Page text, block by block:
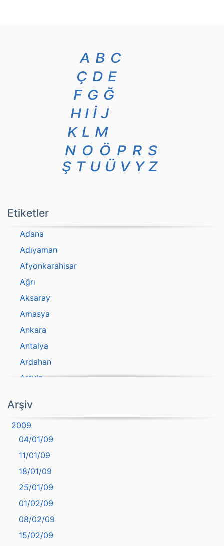
A B C
Ç D E
F G Ğ
H I İ J
K L M
N O Ö P R S
Ş T U Ü V Y Z
Etiketler
Adana
Adıyaman
Afyonkarahisar
Ağrı
Aksaray
Amasya
Ankara
Antalya
Ardahan
Artvin
Aydın
Balıkesir
Bartın
başkentler
Batman
Bayburt
Bilecik
Bingöl
Bitlis
Arşiv
2009
04/01/09
11/01/09
18/01/09
25/01/09
01/02/09
08/02/09
15/02/09